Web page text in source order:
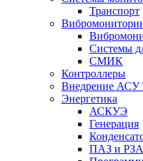
Транспорт
Системы
СМИК
Контроллеры
Внедрение
Энергетика
АСКУЭ
Генерация
ПАЗ и РЗА